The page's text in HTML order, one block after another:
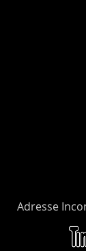
Adresse